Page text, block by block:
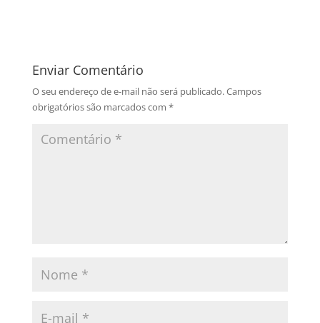
Enviar Comentário
O seu endereço de e-mail não será publicado.Campos
obrigatórios são marcados com *